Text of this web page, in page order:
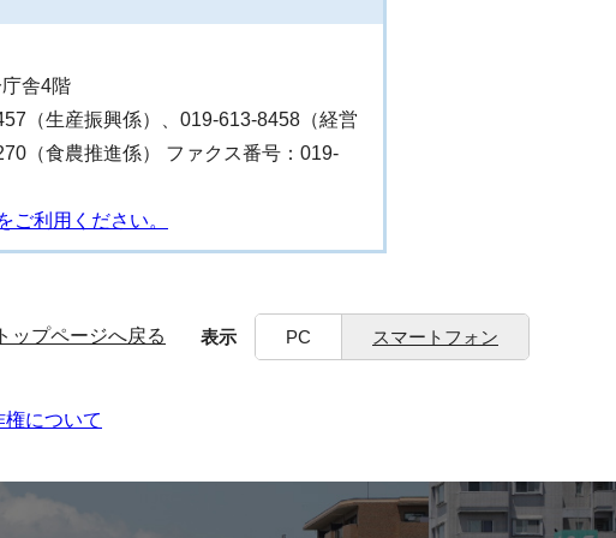
舎4階
（生産振興係）、019-613-8458（経営
（食農推進係） ファクス番号：019-
利用ください。
トップページへ戻る 表示 PC スマートフォン
権について